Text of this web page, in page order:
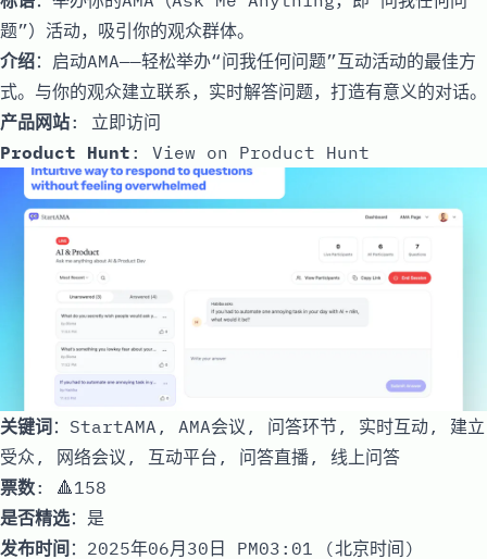
题”）活动，吸引你的观众群体。
介绍：启动AMA——轻松举办“问我任何问题”互动活动的最佳方
式。与你的观众建立联系，实时解答问题，打造有意义的对话。
产品网站: 立即访问
Product Hunt : View on Product Hunt
关键词：StartAMA, AMA会议, 问答环节, 实时互动, 建立
受众, 网络会议, 互动平台, 问答直播, 线上问答
票数: 🔺158
是否精选：是
发布时间 ：2025年06月30日 PM03:01 (北京时间)